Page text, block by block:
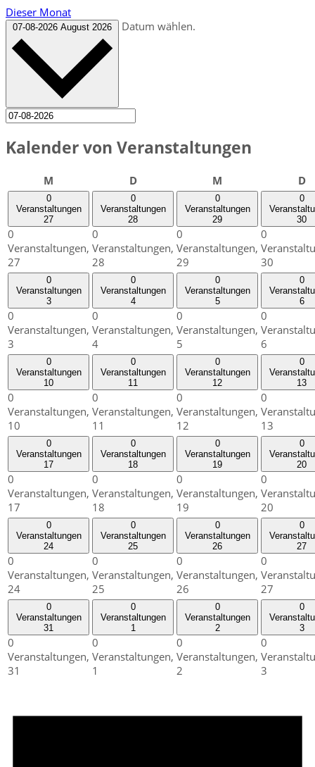
Dieser Monat
07-08-2026 August 2026 Datum wählen.
Kalender von Veranstaltungen
M DDienstag M D
0
Veranstaltungen
27
0
Veranstaltungen,
27
0
Veranstaltungen
28
0
Veranstaltungen,
28
0
Veranstaltungen
29
0
Veranstaltungen,
29
0
30
0
30
0
Veranstaltungen
3
0
Veranstaltungen,
3
0
Veranstaltungen
4
0
Veranstaltungen,
4
0
Veranstaltungen
5
0
Veranstaltungen,
5
0
6
0
6
0
Veranstaltungen
10
0
Veranstaltungen,
10
0
Veranstaltungen
11
0
Veranstaltungen,
11
0
Veranstaltungen
12
0
Veranstaltungen,
12
0
13
0
13
0
Veranstaltungen
17
0
Veranstaltungen,
17
0
Veranstaltungen
18
0
Veranstaltungen,
18
0
Veranstaltungen
19
0
Veranstaltungen,
19
0
20
0
20
0
Veranstaltungen
24
0
Veranstaltungen,
24
0
Veranstaltungen
25
0
Veranstaltungen,
25
0
Veranstaltungen
26
0
Veranstaltungen,
26
0
27
0
27
0
Veranstaltungen
31
0
Veranstaltungen,
31
0
Veranstaltungen
1
0
Veranstaltungen,
1
0
Veranstaltungen
2
0
Veranstaltungen,
2
0
3
0
3